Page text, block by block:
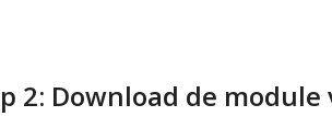
2: Download de